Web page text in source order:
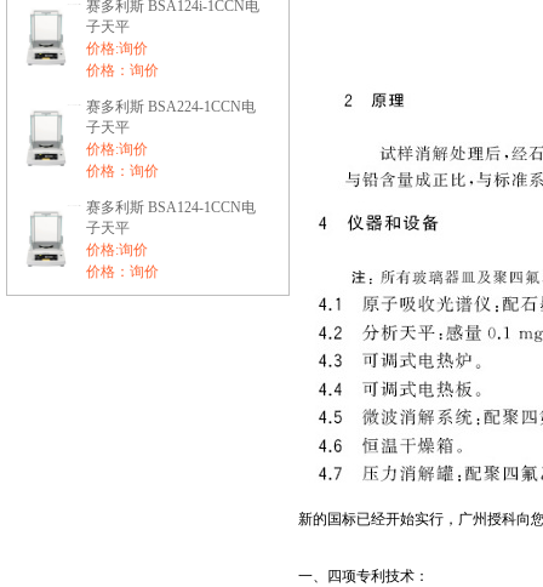
赛多利斯 BSA124i-1CCN电
子天平
价格:询价
价格：询价
赛多利斯 BSA224-1CCN电
子天平
价格:询价
价格：询价
赛多利斯 BSA124-1CCN电
子天平
价格:询价
价格：询价
新的国标已经开始实行，广州授科向
一、四项专利技术：